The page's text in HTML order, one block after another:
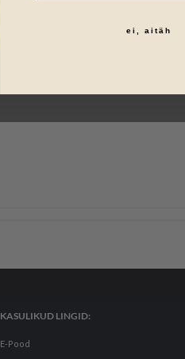
KASULIKUD LINGID:
E-Pood
ei, aitäh